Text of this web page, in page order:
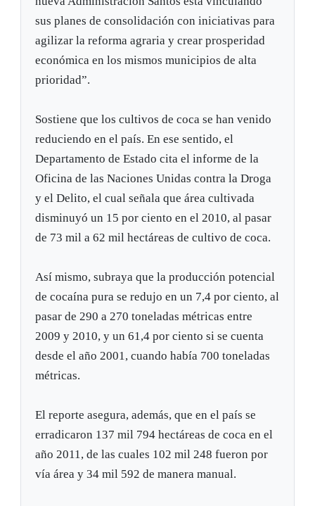
sus planes de consolidación con iniciativas para
agilizar la reforma agraria y crear prosperidad
económica en los mismos municipios de alta
prioridad”.
Sostiene que los cultivos de coca se han venido
reduciendo en el país. En ese sentido, el
Departamento de Estado cita el informe de la
Oficina de las Naciones Unidas contra la Droga
y el Delito, el cual señala que área cultivada
disminuyó un 15 por ciento en el 2010, al pasar
de 73 mil a 62 mil hectáreas de cultivo de coca.
Así mismo, subraya que la producción potencial
de cocaína pura se redujo en un 7,4 por ciento, al
pasar de 290 a 270 toneladas métricas entre
2009 y 2010, y un 61,4 por ciento si se cuenta
desde el año 2001, cuando había 700 toneladas
métricas.
El reporte asegura, además, que en el país se
erradicaron 137 mil 794 hectáreas de coca en el
año 2011, de las cuales 102 mil 248 fueron por
vía área y 34 mil 592 de manera manual.